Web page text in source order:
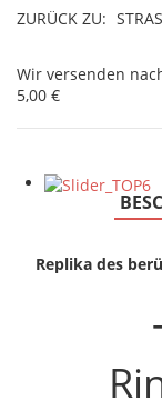
ZURÜCK ZU:
Wir versenden
5,00 €
Replika des